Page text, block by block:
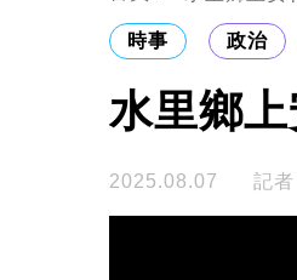
時事 政治
水里鄉
2025.08.07 記